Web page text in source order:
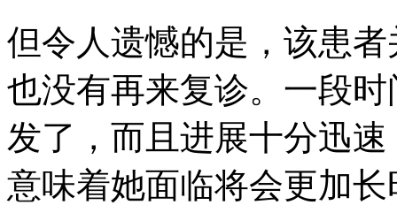
但令人遗憾的是，该患
也没有再来复诊。一段
发了，而且进展十分迅
意味着她面临将会更加